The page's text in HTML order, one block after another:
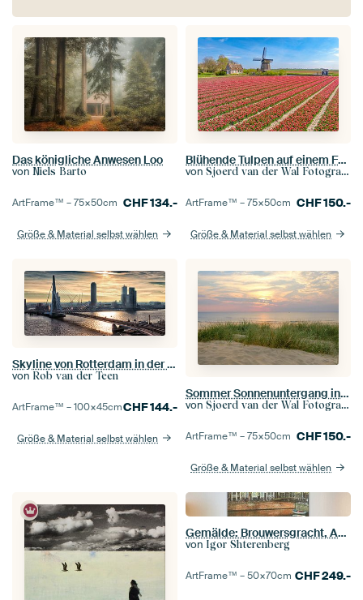
Das königliche Anwesen Loo
von Niels Barto
ArtFrame™ –75×50cm CHF134.-
Größe & Material selbst wählen
Blühende Tulpen auf einem Feld in Holland mit einer Windmühle
von Sjoerd van der Wal Fotografie
ArtFrame™ –75×50cm CHF150.-
Größe & Material selbst wählen
Skyline von Rotterdam in der Früh (Landschaft)
von Rob van der Teen
ArtFrame™ –100×45cmCHF144.-
Größe & Material selbst wählen
Sommer Sonnenuntergang in den Dünen am Nordseestrand
von Sjoerd van der Wal Fotografie
ArtFrame™ –75×50cm CHF150.-
Größe & Material selbst wählen
Gemälde: Brouwersgracht, Amsterdam
von Igor Shterenberg
ArtFrame™ –50×70cm CHF249.-